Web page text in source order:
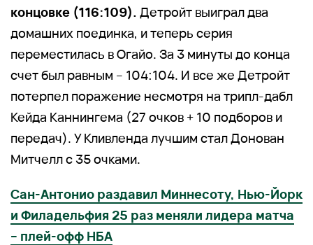
концовке (116:109). Детройт выиграл два
домашних поединка, и теперь серия
переместилась в Огайо. За 3 минуты до конца
счет был равным – 104:104. И все же Детройт
потерпел поражение несмотря на трипл-дабл
Кейда Каннингема (27 очков + 10 подборов и
передач). У Кливленда лучшим стал Донован
Митчелл с 35 очками.
Сан-Антонио раздавил Миннесоту, Нью-Йорк
и Филадельфия 25 раз меняли лидера матча
– плей-офф НБА